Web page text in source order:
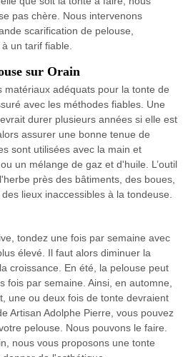
pas chère. Nous intervenons
scarification de pelouse,
un tarif fiable.
sur Orain
matériaux adéquats pour la tonte de
avec les méthodes fiables. Une
durer plusieurs années si elle est
assurer une bonne tenue de
sont utilisées avec la main et
un mélange de gaz et d'huile. L’outil
près des bâtiments, des boues,
lieux inaccessibles à la tondeuse.
tondez une fois par semaine avec
élevé. Il faut alors diminuer la
croissance. En été, la pelouse peut
fois par semaine. Ainsi, en automne,
une ou deux fois de tonte devraient
Artisan Adolphe Pierre, vous pouvez
pelouse. Nous pouvons le faire.
nous vous proposons une tonte